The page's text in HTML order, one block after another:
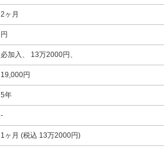
2ヶ月
円
必加入、 13万2000円、
19,000円
5年
-
1ヶ月 (税込 13万2000円)